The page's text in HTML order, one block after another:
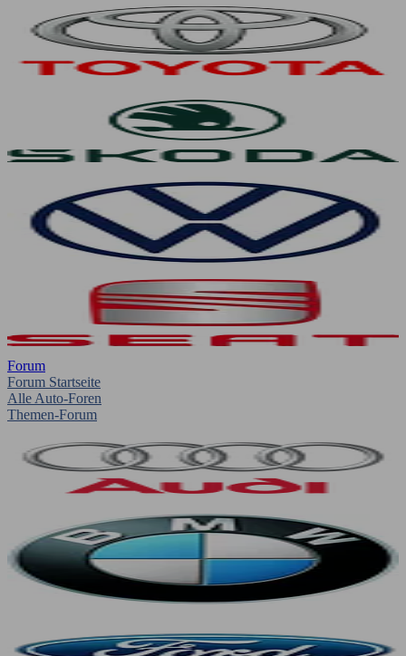
Forum
Forum Startseite
Alle Auto-Foren
Themen-Forum